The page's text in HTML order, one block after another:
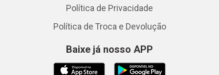
Política de Privacidade
Política de Troca e Devolução
Baixe já nosso APP